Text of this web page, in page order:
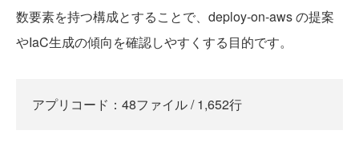
数要素を持つ構成とすることで、deploy-on-aws の提案
やIaC生成の傾向を確認しやすくする目的です。
アプリコード：48ファイル / 1,652行